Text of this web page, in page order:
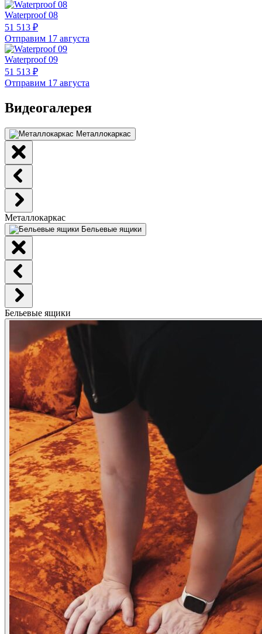
Waterproof 08
51 513 ₽
Отправим 17 августа
Waterproof 09
51 513 ₽
Отправим 17 августа
Видеогалерея
Металлокаркас
Металлокаркас
Бельевые ящики
Бельевые ящики